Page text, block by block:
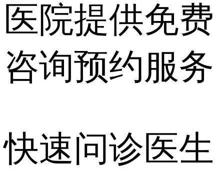
医院提供免费
咨询预约服务
快速问诊医生